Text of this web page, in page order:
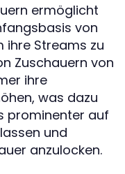
ermöglicht
von
ihre Streams zu
Zuschauern von
ihre
was dazu
prominenter auf
und
anzulocken.